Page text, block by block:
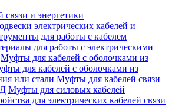
и энергетики
электрических кабелей и
для работы с кабелем
для работы с электрическими
Муфты для кабелей с оболочками из
для кабелей с оболочками из
или стали Муфты для кабелей связи
Муфты для силовых кабелей
для электрических кабелей связи